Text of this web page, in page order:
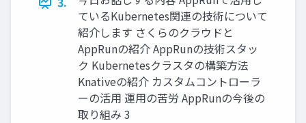
ているKubernetes関連の技術について
紹介します さくらのクラウドと
AppRunの紹介 AppRunの技術スタッ
ク Kubernetesクラスタの構築方法
Knativeの紹介 カスタムコントローラ
ーの活用 運用の苦労 AppRunの今後の
取り組み 3